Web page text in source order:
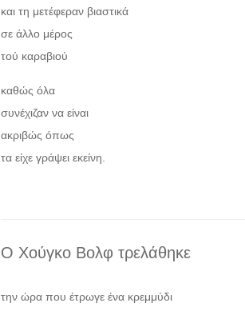
και τη μετέφεραν βιαστικά
σε άλλο μέρος
τού καραβιού
καθώς όλα
συνέχιζαν να είναι
ακριβώς όπως
τα είχε γράψει εκείνη.
Ο Χούγκο Βολφ τρελάθηκε
την ώρα που έτρωγε ένα κρεμμύδι